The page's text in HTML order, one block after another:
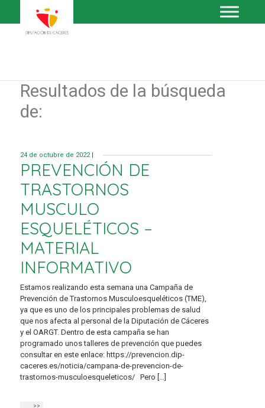
Resultados de la búsqueda
de:
24 de octubre de 2022 |
PREVENCIÓN DE
TRASTORNOS
MUSCULO
ESQUELÉTICOS –
MATERIAL
INFORMATIVO
Estamos realizando esta semana una Campaña de
Prevención de Trastornos Musculoesqueléticos (TME),
ya que es uno de los principales problemas de salud
que nos afecta al personal de la Diputación de Cáceres
y el OARGT. Dentro de esta campaña se han
programado unos talleres de prevención que puedes
consultar en este enlace: https://prevencion.dip-
caceres.es/noticia/campana-de-prevencion-de-
trastornos-musculoesqueleticos/ Pero […]
>>